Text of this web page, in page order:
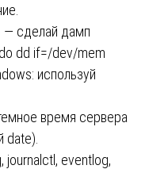
— сделай дамп
dd if=/dev/mem
используй
время сервера
date).
journalctl, eventlog,